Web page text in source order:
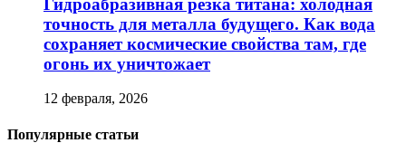
точность для металла будущего. Как вода
сохраняет космические свойства там, где
огонь их уничтожает
12 февраля, 2026
Популярные статьи